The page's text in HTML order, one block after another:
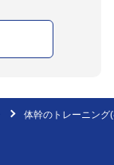
体幹のトレーニン